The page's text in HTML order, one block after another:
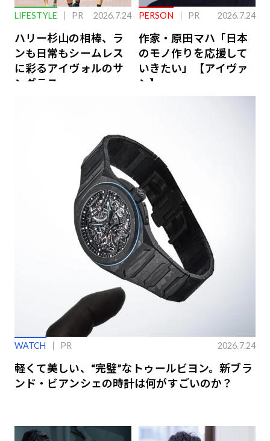
LIFESTYLE PR 2026.7.24
ハリー杉山の相棒、ラ
ンも日常もシームレス
に彩るアイヴォルのサ
ングラス
PERSON PR 2026.7.24
作家・原田マハ「日本
のモノ作りを応援して
いきたい」【アイヴァ
ン】
WATCH PR 2026.7.24
軽くて美しい、“完璧”なトゥールビヨン。新ブラ
ンド・ビアンシェの時計は何がすごいのか？